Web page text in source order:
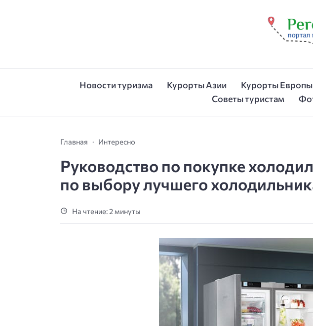
Новости туризма Курорты Азии Курорты Европы
Советы туристам
Главная Интересно
Руководство по покупке
по выбору лучшего
На чтение: 2 минуты